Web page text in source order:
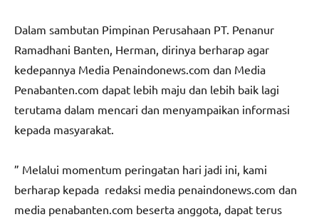
Dalam sambutan Pimpinan Perusahaan PT. Penanur
Ramadhani Banten, Herman, dirinya berharap agar
kedepannya Media Penaindonews.com dan Media
Penabanten.com dapat lebih maju dan lebih baik lagi
terutama dalam mencari dan menyampaikan informasi
kepada masyarakat.
” Melalui momentum peringatan hari jadi ini, kami
berharap kepada redaksi media penaindonews.com dan
media penabanten.com beserta anggota, dapat terus